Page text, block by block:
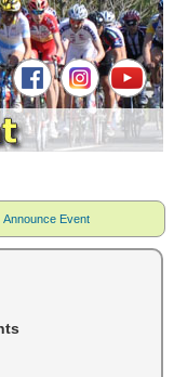
Announce Event